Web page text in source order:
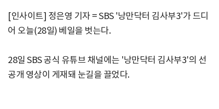
[인사이트] 정은영 기자 = SBS '낭만닥터 김사부3'가 드디
어 오늘(28일) 베일을 벗는다.
28일 SBS 공식 유튜브 채널에는 '낭만닥터 김사부3'의 선
공개 영상이 게재돼 눈길을 끌었다.